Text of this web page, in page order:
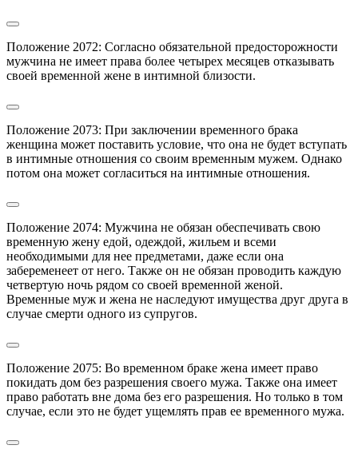
Положение 2072: Согласно обязательной предосторожности
мужчина не имеет права более четырех месяцев отказывать
своей временной жене в интимной близости.
Положение 2073: При заключении временного брака
женщина может поставить условие, что она не будет вступать
в интимные отношения со своим временным мужем. Однако
потом она может согласиться на интимные отношения.
Положение 2074: Мужчина не обязан обеспечивать свою
временную жену едой, одеждой, жильем и всеми
необходимыми для нее предметами, даже если она
забеременеет от него. Также он не обязан проводить каждую
четвертую ночь рядом со своей временной женой.
Временные муж и жена не наследуют имущества друг друга в
случае смерти одного из супругов.
Положение 2075: Во временном браке жена имеет право
покидать дом без разрешения своего мужа. Также она имеет
право работать вне дома без его разрешения. Но только в том
случае, если это не будет ущемлять прав ее временного мужа.